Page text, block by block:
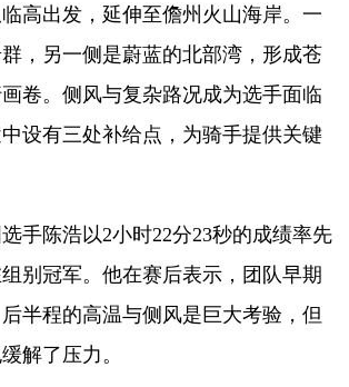
出发，延伸至儋州火山海岸。一
，另一侧是蔚蓝的北部湾，形成苍
卷。侧风与复杂路况成为选手面临
设有三处补给点，为骑手提供关键
陈浩以2小时22分23秒的成绩率先
别冠军。他在赛后表示，团队早期
半程的高温与侧风是巨大考验，但
解了压力。